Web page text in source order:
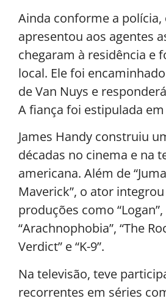
Ainda conforme a polícia,
apresentou aos agentes
chegaram à residência e
local. Ele foi
de Van Nuys e
A fiança foi estipulada
James Handy construiu
décadas no cinema e na
americana. Além de
Maverick”, o ator
produções como “Logan”,
“Arachnophobia”, “The
Verdict” e “K-9”.
Na televisão, teve
recorrentes em séries